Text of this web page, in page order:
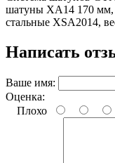
шатуны XA14 170 мм,
стальные XSA2014,
Написать
Ваше имя:
Оценка:
Плохо